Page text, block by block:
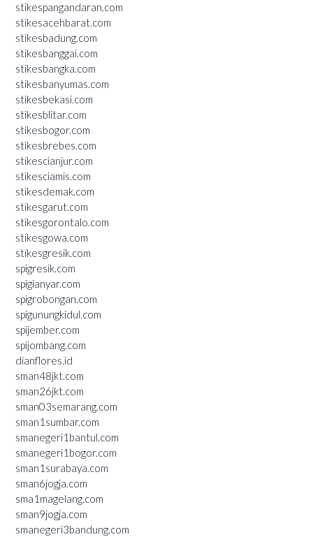
stikespangandaran.com
stikesacehbarat.com
stikesbadung.com
stikesbanggai.com
stikesbangka.com
stikesbanyumas.com
stikesbekasi.com
stikesblitar.com
stikesbogor.com
stikesbrebes.com
stikescianjur.com
stikesciamis.com
stikesdemak.com
stikesgarut.com
stikesgorontalo.com
stikesgowa.com
stikesgresik.com
spigresik.com
spigianyar.com
spigrobongan.com
spigunungkidul.com
spijember.com
spijombang.com
dianflores.id
sman48jkt.com
sman26jkt.com
sman03semarang.com
sman1sumbar.com
smanegeri1bantul.com
smanegeri1bogor.com
sman1surabaya.com
sman6jogja.com
sma1magelang.com
sman9jogja.com
smanegeri3bandung.com